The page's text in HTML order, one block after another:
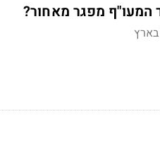
המעו"ף מפגר מאחור?